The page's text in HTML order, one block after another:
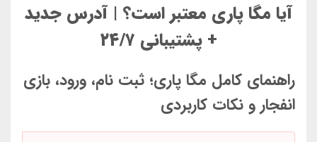
آیا مگا پاری معتبر است؟ | آدرس جدید
+ پشتیبانی ۲۴/۷
راهنمای کامل مگا پاری؛ ثبت نام، ورود، بازی
انفجار و نکات کاربردی